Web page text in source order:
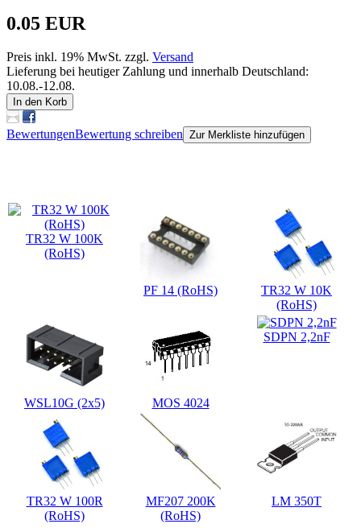
0.05 EUR
Preis inkl. 19% MwSt. zzgl. Versand
Lieferung bei heutiger Zahlung und innerhalb Deutschland:
10.08.-12.08.
In den Korb
BewertungenBewertung schreiben Zur Merkliste hinzufügen
TR32 W 100K
(RoHS)
PF 14 (RoHS)
TR32 W 10K
(RoHS)
WSL10G (2x5) MOS 4024
SDPN 2,2nF
TR32 W 100R
(RoHS)
MF207 200K
(RoHS)
LM 350T